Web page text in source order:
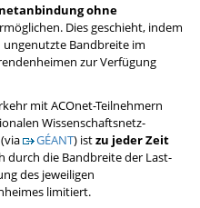
ohne
Dies geschieht, indem
ungenutzte Bandbreite im
zur Verfügung
mit ACOnet-Teilnehmern
Wissenschaftsnetz-
GÉANT) istzu jeder Zeit
durch die Bandbreite der Last-
des jeweiligen
limitiert.